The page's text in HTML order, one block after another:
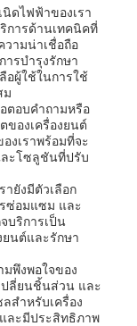
ดไฟฟ้าของเรา
การด้านเทคนิคที่
วามน่าเชื่อถือ
ารบำรุงรักษา
อผู้ใช้ในการใช้
ม
ตอบคำถามหรือ
ของเครื่องยนต์
งเราพร้อมที่จะ
ะโซลูชันที่ปรับ
ยังมีตัวเลือก
ซ่อมแซม และ
บริการเป็น
ยนต์และรักษา
มพึงพอใจของ
ปลี่ยนชิ้นส่วน และ
สำหรับเครื่อง
ละมีประสิทธิภาพ